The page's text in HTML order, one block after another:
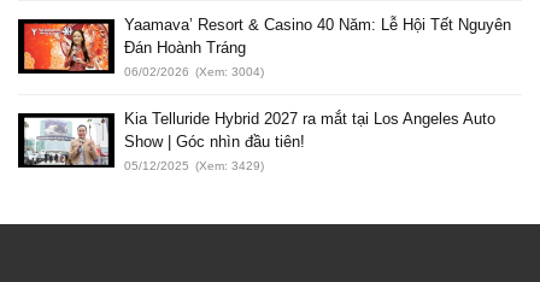
Yaamava’ Resort & Casino 40 Năm: Lễ Hội Tết Nguyên
Đán Hoành Tráng
06/02/2026 (Xem: 3004)
Kia Telluride Hybrid 2027 ra mắt tại Los Angeles Auto
Show | Góc nhìn đầu tiên!
05/12/2025 (Xem: 3429)